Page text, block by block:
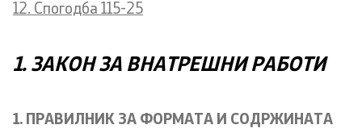
Analyses and statistics
Summary analysis
12. Спогодба 115-25
1. ЗАКОН ЗА ВНАТРЕШНИ РАБОТИ
1. ПРАВИЛНИК ЗА ФОРМАТА И СОДРЖИНАТА